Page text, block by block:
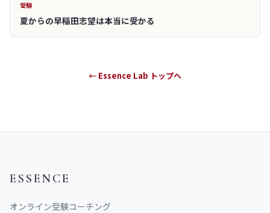
受験
夏からの早稲田志望は本当に受かる
← Essence Lab トップへ
ESSENCE
オンライン受験コーチング